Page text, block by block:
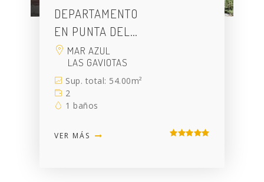
DEPARTAMENTO
EN PUNTA DEL…
MAR AZUL
LAS GAVIOTAS
Sup. total: 54.00m²
2
1 baños
VER MÁS